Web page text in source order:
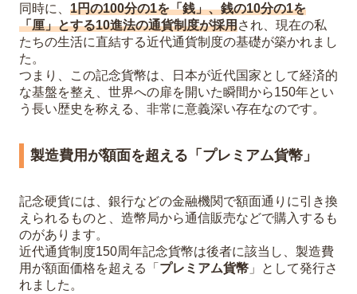
同時に、 1円の100分の1を「銭」、銭の10分の1を
「厘」とする10進法の通貨制度が採用され、現在の私
たちの生活に直結する近代通貨制度の基礎が築かれまし
た。
つまり、この記念貨幣は、日本が近代国家として経済的
な基盤を整え、世界への扉を開いた瞬間から150年とい
う長い歴史を称える、非常に意義深い存在なのです。
製造費用が額面を超える「プレミアム貨幣」
記念硬貨には、銀行などの金融機関で額面通りに引き換
えられるものと、造幣局から通信販売などで購入するも
のがあります。
近代通貨制度150周年記念貨幣は後者に該当し、製造費
用が額面価格を超える「 プレミアム貨幣 」として発行さ
れました。